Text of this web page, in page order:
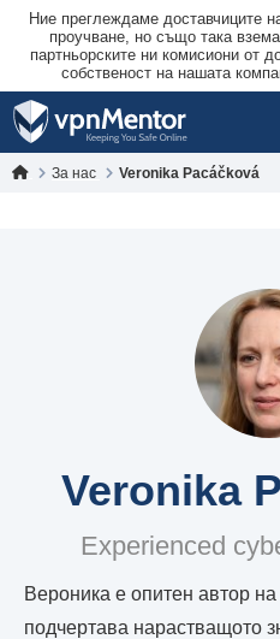
Ние преглеждаме доставчиците
проучване, но също така
партньорските ни комисиони от
собственост на нашата
За нас Veronika Pacáčková
Veronika
Experienced
Вероника е опитен автор
подчертава нарастващото